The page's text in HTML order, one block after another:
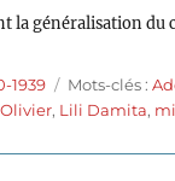
la généralisation du
1939 Étiquettes
Mots-clés :
, Lili Damita,